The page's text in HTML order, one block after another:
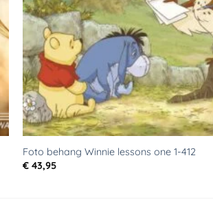
Foto behang Winnie lessons one 1-412
€43,95